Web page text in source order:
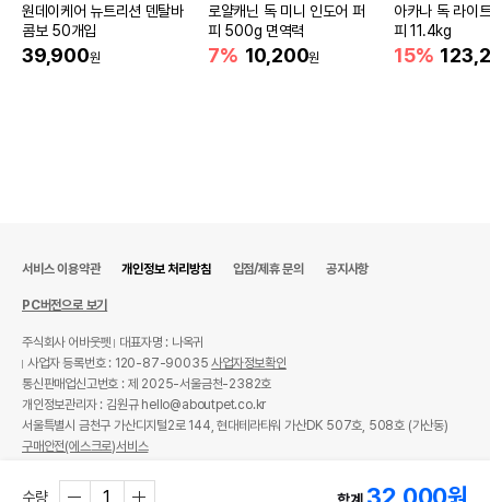
원데이케어 뉴트리션 덴탈바
콤보 50개입
39,900원
로얄캐닌 독 미니 인도어 퍼
피 500g 면역력
7% 10,200원
아카나 독 라이
피 11.4kg
15%
수량 32,000원
서비스 이용약관 개인정보 처리방침 입점/제휴 문의 공지사항
PC버전으로 보기
주식회사 어바웃펫
대표자명 : 나옥귀
사업자 등록번호 : 120-87-90035사업자정보확인
통신판매업신고번호 : 제 2025-서울금천-2382호
개인정보관리자 : 김원규 hello@aboutpet.co.kr
서울특별시 금천구 가산디지털2로 144, 현대테라타워 가산DK 507호, 508호 (가산동)
구매안전(에스크로)서비스